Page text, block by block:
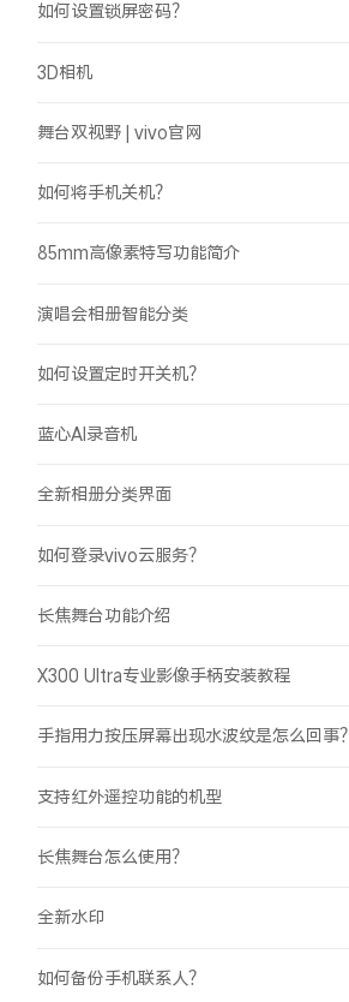
如何设置锁屏密码？
3D相机
舞台双视野 | vivo官网
如何将手机关机？
85mm高像素特写功能简介
演唱会相册智能分类
如何设置定时开关机？
蓝心AI录音机
全新相册分类界面
如何登录vivo云服务？
长焦舞台功能介绍
X300 Ultra专业影像手柄安装教程
手指用力按压屏幕出现水波纹是怎么回事？
支持红外遥控功能的机型
长焦舞台怎么使用？
全新水印
如何备份手机联系人？